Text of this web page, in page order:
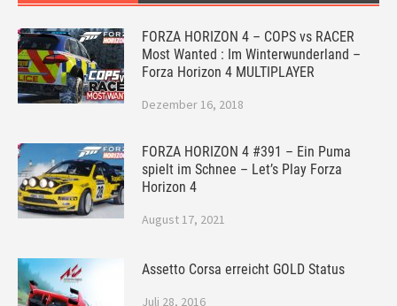
FORZA HORIZON 4 – COPS vs RACER
Most Wanted : Im Winterwunderland –
Forza Horizon 4 MULTIPLAYER
Dezember 16, 2018
FORZA HORIZON 4 #391 – Ein Puma
spielt im Schnee – Let’s Play Forza
Horizon 4
August 17, 2021
Assetto Corsa erreicht GOLD Status
Juli 28, 2016